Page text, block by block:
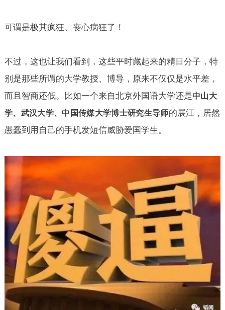
可谓是极其疯狂、丧心病狂了！
不过，这也让我们看到，这些平时藏起来的精日分子，特
别是那些所谓的大学教授、博导，原来不仅仅是水平差，
而且智商还低。比如一个来自北京外国语大学还是中山大
学、武汉大学、中国传媒大学博士研究生导师的展江，居然
愚蠢到用自己的手机发短信威胁爱国学生。